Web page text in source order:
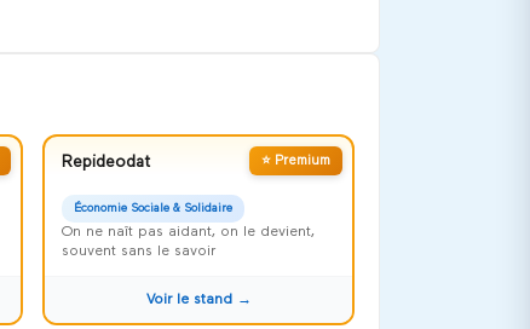
⭐ Premium
Repideodat
Économie Sociale & Solidaire
On ne naît pas aidant, on le devient,
souvent sans le savoir
Voir le stand →